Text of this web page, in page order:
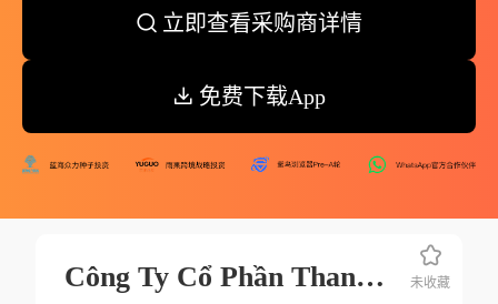
立即查看采购商详情
免费下载App
Công Ty Cổ Phần Thanh Bình 未收藏